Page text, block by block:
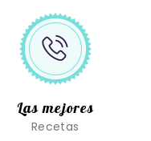
Las mejores
Recetas